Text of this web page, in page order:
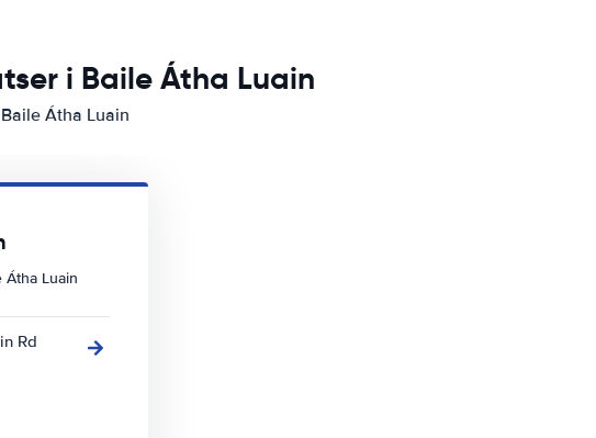
i Baile Átha Luain
Átha Luain
Átha Luain
Rd